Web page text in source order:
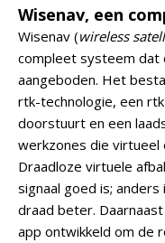
Wisenav, een
Wisenav (wireless
compleet systeem
aangeboden. Het
rtk-technologie, een
doorstuurt en een
werkzones die virtueel
Draadloze virtuele
signaal goed is;
draad beter.
app ontwikkeld om de